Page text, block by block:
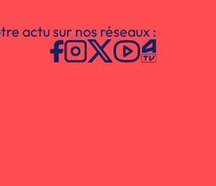
actu sur nos réseaux :